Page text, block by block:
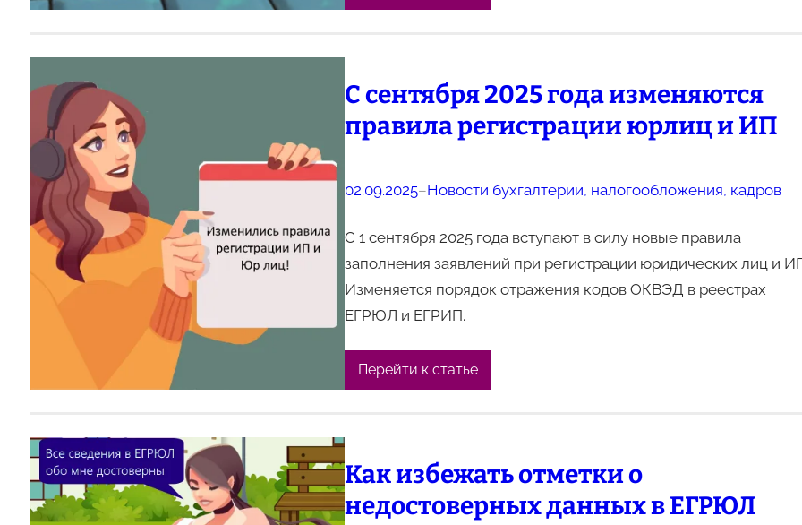
С сентября 2025 года изменяются
правила регистрации юрлиц и ИП
02.09.2025–Новости бухгалтерии, налогообложения, кадров
С 1 сентября 2025 года вступают в силу новые правила
заполнения заявлений при регистрации юридических лиц и
Изменяется порядок отражения кодов ОКВЭД в реестрах
ЕГРЮЛ и ЕГРИП.
Перейти к статье
Как избежать отметки о
недостоверных данных в ЕГРЮЛ